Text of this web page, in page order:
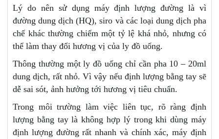
Lý do nên sử dụng máy định lượng đường là vì
đường dung dịch (HQ), siro và các loại dung dịch pha
chế khác thường chiếm một tỷ lệ khá nhỏ, nhưng có
thể làm thay đổi hương vị của ly đồ uống.
Thông thường một ly đồ uống chỉ cần pha 10 – 20ml
dung dịch, rất nhỏ. Vì vậy nếu định lượng bằng tay sẽ
dễ sai sót, ảnh hưởng tới hương vị tiêu chuẩn.
Trong môi trường làm việc liên tục, rõ ràng định
lượng bằng tay là không hợp lý trong khi dùng máy
định lượng đường rất nhanh và chính xác, máy định